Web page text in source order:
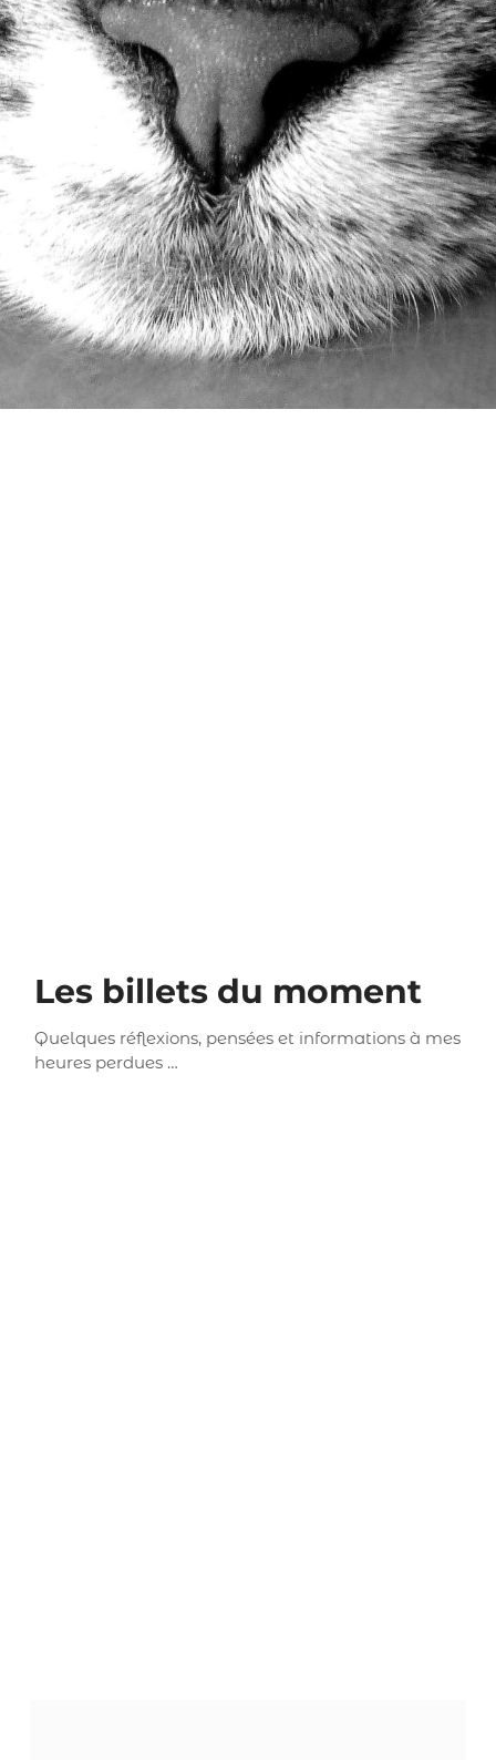
Les billets du moment
Quelques réflexions, pensées et informations à mes
heures perdues …